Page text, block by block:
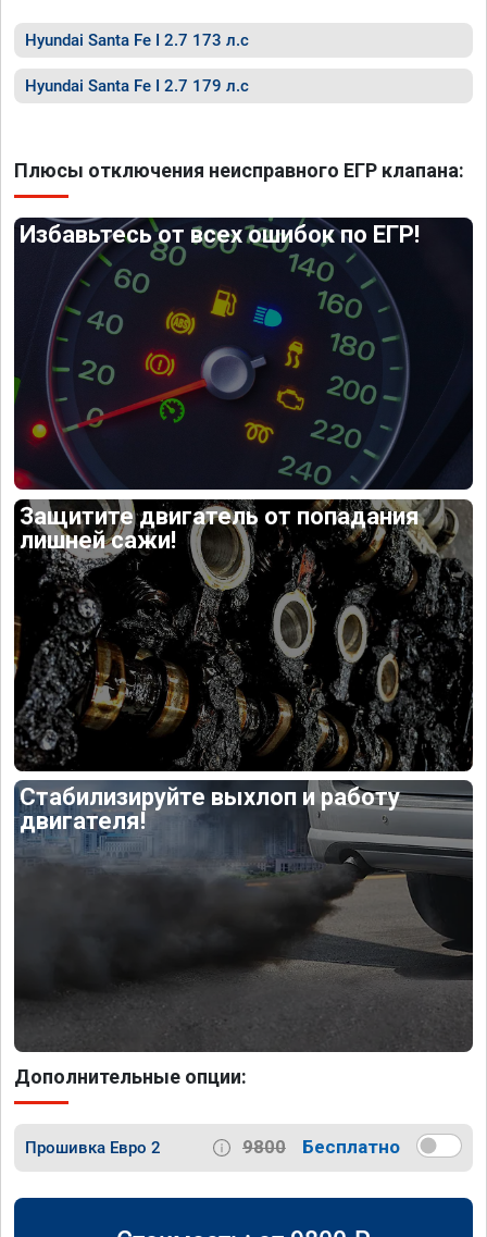
Hyundai Santa Fe I 2.7 173 л.с
Hyundai Santa Fe I 2.7 179 л.с
Плюсы отключения неисправного ЕГР клапана:
Избавьтесь от всех ошибок по ЕГР!
Защитите двигатель от попадания
лишней сажи!
Стабилизируйте выхлоп и работу
двигателя!
Дополнительные опции:
Прошивка Евро 2 9800 Бесплатно